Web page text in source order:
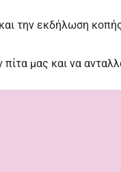
την εκδήλωση
μας και να